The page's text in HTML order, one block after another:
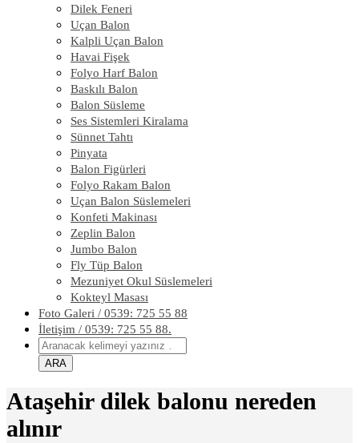
Dilek Feneri
Uçan Balon
Kalpli Uçan Balon
Havai Fişek
Folyo Harf Balon
Baskılı Balon
Balon Süsleme
Ses Sistemleri Kiralama
Sünnet Tahtı
Pinyata
Balon Figürleri
Folyo Rakam Balon
Uçan Balon Süslemeleri
Konfeti Makinası
Zeplin Balon
Jumbo Balon
Fly Tüp Balon
Mezuniyet Okul Süslemeleri
Kokteyl Masası
Foto Galeri / 0539: 725 55 88
İletişim / 0539: 725 55 88.
Ataşehir dilek balonu nereden
alınır